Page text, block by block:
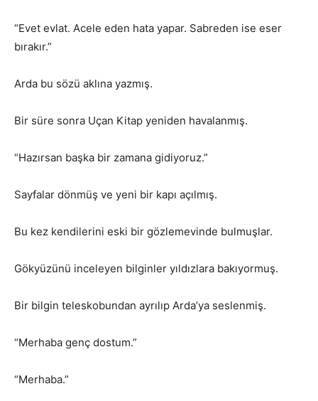
“Evet evlat. Acele eden hata yapar. Sabreden ise eser
bırakır.”
Arda bu sözü aklına yazmış.
Bir süre sonra Uçan Kitap yeniden havalanmış.
“Hazırsan başka bir zamana gidiyoruz.”
Sayfalar dönmüş ve yeni bir kapı açılmış.
Bu kez kendilerini eski bir gözlemevinde bulmuşlar.
Gökyüzünü inceleyen bilginler yıldızlara bakıyormuş.
Bir bilgin teleskobundan ayrılıp Arda’ya seslenmiş.
“Merhaba genç dostum.”
“Merhaba.”